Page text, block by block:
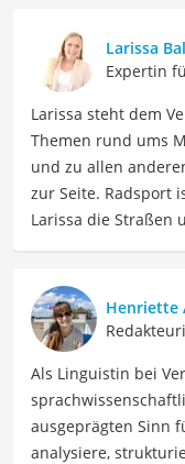
Larissa
Expertin
Larissa steht dem
Themen rund ums
und zu allen
zur Seite. Radsport ist gelebte Passion! Seit 2010 erkundet
Larissa die Straßen und
Beruflich ist Larissa
Media Managerin.
sie auch weiterhin
allem als
Der Fahrrad-
besonders
Henriette
Als Linguistin bei
ausgeprägten Sinn
analysiere,